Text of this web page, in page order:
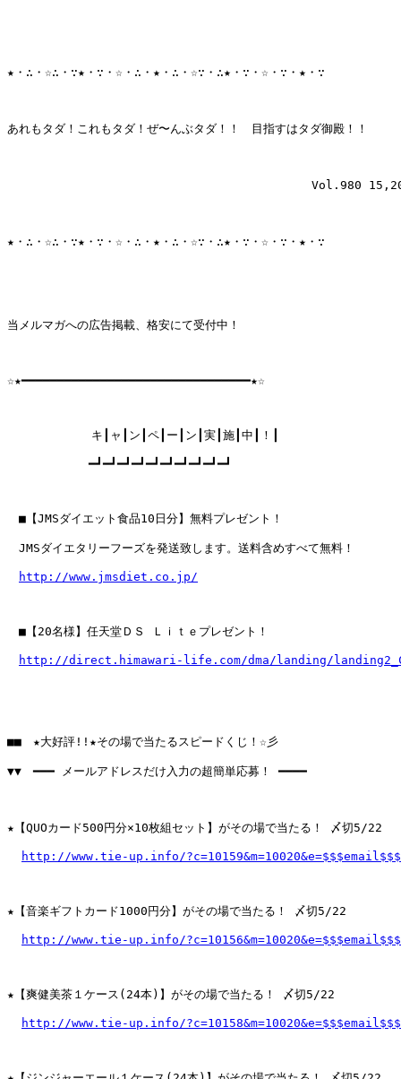
★・∴・☆∴・∵★・∵・☆・∴・★・∴・☆∵・∴★・∵・☆・∵・★・∵
あれもタダ！これもタダ！ぜ〜んぶタダ！！　目指すはタダ御殿！！
Vol.980 15,200部
★・∴・☆∴・∵★・∵・☆・∴・★・∴・☆∵・∴★・∵・☆・∵・★・∵
当メルマガへの広告掲載、格安にて受付中！
☆★━━━━━━━━━━━━━━━━━━━━━━━━━━━━━━━━★☆
キ┃ャ┃ン┃ペ┃ー┃ン┃実┃施┃中┃！┃
━┛━┛━┛━┛━┛━┛━┛━┛━┛━┛
■【JMSダイエット食品10日分】無料プレゼント！
JMSダイエタリーフーズを発送致します。送料含めすべて無料！
http://www.jmsdiet.co.jp/
■【20名様】任天堂ＤＳ Ｌｉｔｅプレゼント！
http://direct.himawari-life.com/dma/landing/
■■　★大好評!!★その場で当たるスピードくじ！☆彡
▼▼　━━━ メールアドレスだけ入力の超簡単応募！ ━━━━
★【QUOカード500円分×10枚組セット】がその場で当たる！ 〆切5/22
http://www.tie-up.info/?c=10159&m=10020&e=$$$email$$$
★【音楽ギフトカード1000円分】がその場で当たる！ 〆切5/22
http://www.tie-up.info/?c=10156&m=10020&e=$$$email$$$
★【爽健美茶１ケース(24本)】がその場で当たる！ 〆切5/22
http://www.tie-up.info/?c=10158&m=10020&e=$$$email$$$